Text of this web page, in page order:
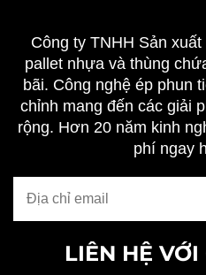
Công ty TNHH Sản
pallet nhựa và thùng
bãi. Công nghệ ép phun
chỉnh mang đến các giải
rộng. Hơn 20 năm kinh
phí ngay
LIÊN HỆ